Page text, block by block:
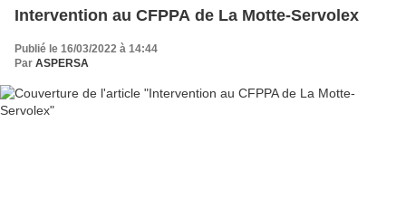
Intervention au CFPPA de La Motte-Servolex
Publié le 16/03/2022 à 14:44
Par ASPERSA